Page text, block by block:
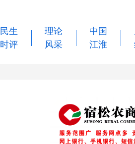
民生
时评
理论
风采
中国
江淮